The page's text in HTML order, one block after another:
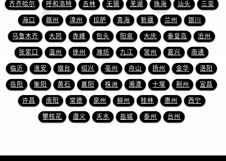
齐齐哈尔 呼和浩特 吉林 无锡 芜湖 珠海 汕头 三亚
海口 赣州 漳州 拉萨 青海 新疆 兰州 银川
乌鲁木齐 大同 赤峰 包头 阳泉 大庆 秦皇岛 沧州
张家口 温州 徐州 潍坊 九江 常州 嘉兴 南通
临沂 淮安 烟台 绍兴 亳州 舟山 扬州 金华 洛阳
岳阳 衡阳 黄石 襄阳 株洲 湘潭 十堰 荆州 宜昌
许昌 南阳 常德 泉州 柳州 桂林 惠州 西宁
攀枝花 遵义 天水 盐城 泰州 台州